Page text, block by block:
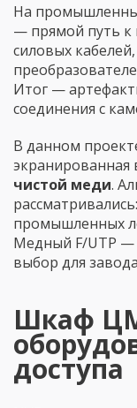
На
— прямой путь к
силовых
Итог —
соединения с
В данном
экранированная
чистой меди.
промышленных
Медный F/UTP —
выбор для
Шкаф
доступа